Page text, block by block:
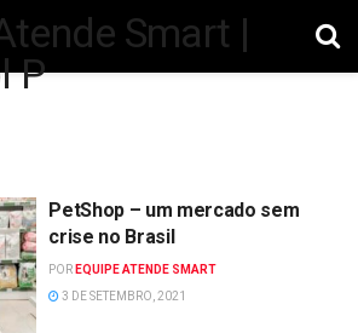
PetShop – um mercado sem
crise no Brasil
POR EQUIPE ATENDE SMART
3 DE SETEMBRO, 2021